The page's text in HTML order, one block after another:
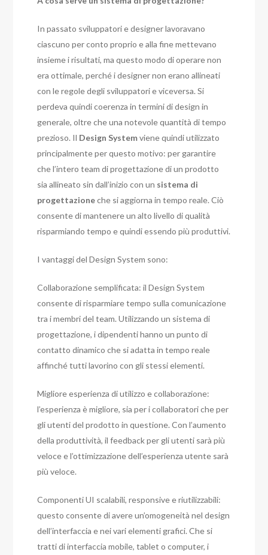
In passato sviluppatori e designer lavoravano
ciascuno per conto proprio e alla fine mettevano
insieme i risultati, ma questo modo di operare non
era ottimale, perché i designer non erano allineati
con le regole degli sviluppatori e viceversa. Si
perdeva quindi coerenza in termini di design in
generale, oltre che una notevole quantità di tempo
prezioso. Il Design Systemviene quindi utilizzato
principalmente per questo motivo: per garantire
che l’intero team di progettazione di un prodotto
sia allineato sin dall’inizio con un sistema di
progettazioneche si aggiorna in tempo reale. Ciò
consente di mantenere un alto livello di qualità
risparmiando tempo e quindi essendo più produttivi.
I vantaggi del Design System sono:
Collaborazione semplificata: il Design System
consente di risparmiare tempo sulla comunicazione
tra i membri del team. Utilizzando un sistema di
progettazione, i dipendenti hanno un punto di
contatto dinamico che si adatta in tempo reale
affinché tutti lavorino con gli stessi elementi.
Migliore esperienza di utilizzo e collaborazione:
l’esperienza è migliore, sia per i collaboratori che per
gli utenti del prodotto in questione. Con l’aumento
della produttività, il feedback per gli utenti sarà più
veloce e l’ottimizzazione dell’esperienza utente sarà
più veloce.
Componenti UI scalabili, responsive e riutilizzabili:
questo consente di avere un’omogeneità nel design
dell’interfaccia e nei vari elementi grafici. Che si
tratti di interfaccia mobile, tablet o computer, i